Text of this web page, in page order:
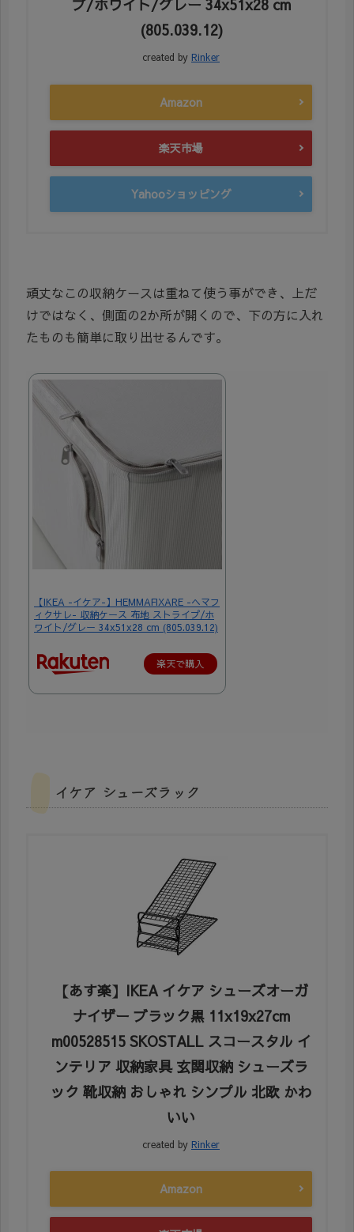
プ/ホワイト/グレー 34x51x28 cm
(805.039.12)
created by Rinker
Amazon
楽天市場
Yahooショッピング
頑丈なこの収納ケースは重ねて使う事ができ、上だ
けではなく、側面の2か所が開くので、下の方に入れ
たものも簡単に取り出せるんです。
【IKEA -イケア-】HEMMAFIXARE -ヘマフ
ィクサレ- 収納ケース 布地 ストライプ/ホ
ワイト/グレー 34x51x28 cm (805.039.12)
楽天で購入
イケア シューズラック
【あす楽】IKEA イケア シューズオーガ
ナイザー ブラック黒 11x19x27cm
m00528515 SKOSTALL スコースタル イ
ンテリア 収納家具 玄関収納 シューズラ
ック 靴収納 おしゃれ シンプル 北欧 かわ
いい
created by Rinker
Amazon